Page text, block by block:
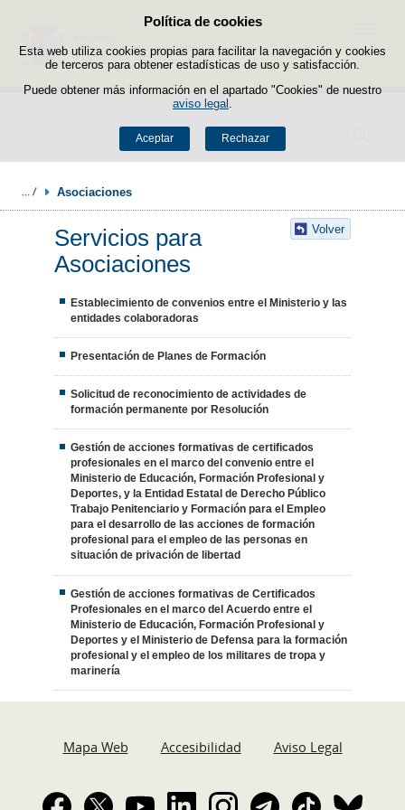
Política de cookies
Esta web utiliza cookies propias para facilitar la navegación y cookies
de terceros para obtener estadísticas de uso y satisfacción.
Puede obtener más información en el apartado "Cookies" de nuestro
aviso legal
Aceptar Rechazar
Saltar al contenido
Buscador
Menú
Asociaciones
Volver
Servicios para
Asociaciones
Establecimiento de convenios entre el Ministerio y las
entidades colaboradoras
Presentación de Planes de Formación
Solicitud de reconocimiento de actividades de
formación permanente por Resolución
Gestión de acciones formativas de certificados
profesionales en el marco del convenio entre el
Ministerio de Educación, Formación Profesional y
Deportes, y la Entidad Estatal de Derecho Público
Trabajo Penitenciario y Formación para el Empleo
para el desarrollo de las acciones de formación
profesional para el empleo de las personas en
situación de privación de libertad
Gestión de acciones formativas de Certificados
Profesionales en el marco del Acuerdo entre el
Ministerio de Educación, Formación Profesional y
Deportes y el Ministerio de Defensa para la formación
profesional y el empleo de los militares de tropa y
marinería
Mapa Web Accesibilidad Aviso Legal